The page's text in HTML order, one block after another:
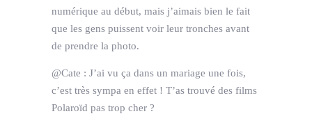
numérique au début, mais j’aimais bien le fait
que les gens puissent voir leur tronches avant
de prendre la photo.
@Cate : J’ai vu ça dans un mariage une fois,
c’est très sympa en effet ! T’as trouvé des films
Polaroïd pas trop cher ?